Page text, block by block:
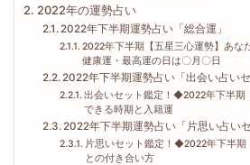
2022年の運勢占い
2022年下半期運勢占い「総合運」
2022年下半期【五星三心運勢】あな
健康運・最高運の日は〇月〇日
2022年下半期運勢占い「出会い占いセ
出会いセット鑑定！◆2022年下半期
できる時期と入籍運
2022年下半期運勢占い「片思い占いセ
片思いセット鑑定！◆2022年下半期
との付き合い方